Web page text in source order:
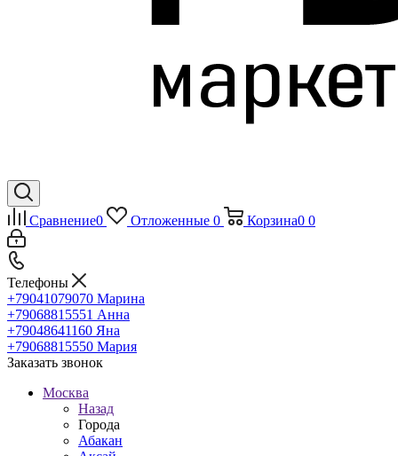
Сравнение0 Отложенные 0 Корзина0 0
Телефоны
+79041079070 Марина
+79068815551 Анна
+79048641160 Яна
+79068815550 Мария
Заказать звонок
Москва
Назад
Города
Абакан